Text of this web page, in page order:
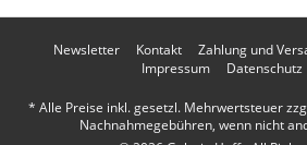
Newsletter Kontakt Zahlung und
Impressum
Datenschutz
* Alle Preise inkl. gesetzl. Mehrwertsteuer
Nachnahmegebühren, wenn nicht